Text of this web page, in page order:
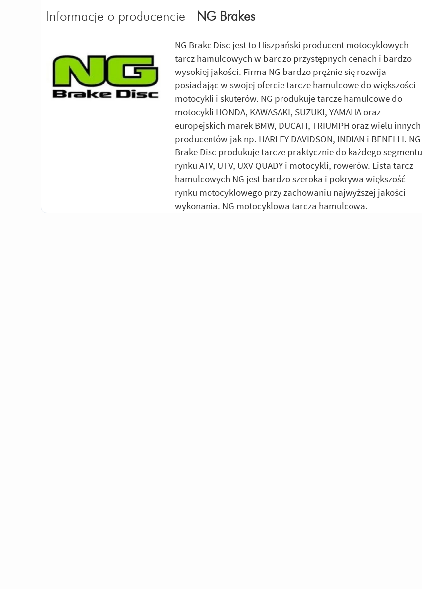
Informacje o producencie - NG Brakes
NG Brake Disc jest to Hiszpański producent motocyklowych
tarcz hamulcowych w bardzo przystępnych cenach i bardzo
wysokiej jakości. Firma NG bardzo prężnie się rozwija
posiadając w swojej ofercie tarcze hamulcowe do większości
motocykli i skuterów. NG produkuje tarcze hamulcowe do
motocykli HONDA, KAWASAKI, SUZUKI, YAMAHA oraz
europejskich marek BMW, DUCATI, TRIUMPH oraz wielu innych
producentów jak np. HARLEY DAVIDSON, INDIAN i BENELLI. NG
Brake Disc produkuje tarcze praktycznie do każdego segmentu
rynku ATV, UTV, UXV QUADY i motocykli, rowerów. Lista tarcz
hamulcowych NG jest bardzo szeroka i pokrywa większość
rynku motocyklowego przy zachowaniu najwyższej jakości
wykonania. NG motocyklowa tarcza hamulcowa.